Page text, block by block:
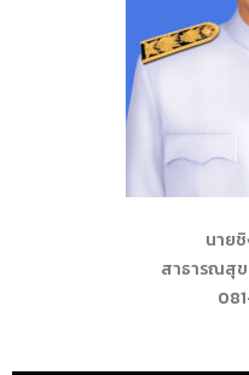
นาย
สาธารณสุข